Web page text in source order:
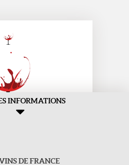
INFORMATIONS
DE FRANCE